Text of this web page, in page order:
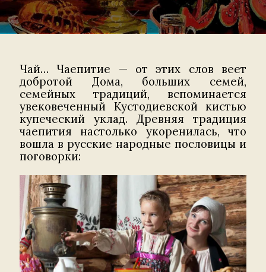
Чай… Чаепитие — от этих слов веет
добротой Дома, больших семей,
семейных традиций, вспоминается
увековеченный Кустодиевской кистью
купеческий уклад. Древняя традиция
чаепития настолько укоренилась, что
вошла в русские народные пословицы и
поговорки: